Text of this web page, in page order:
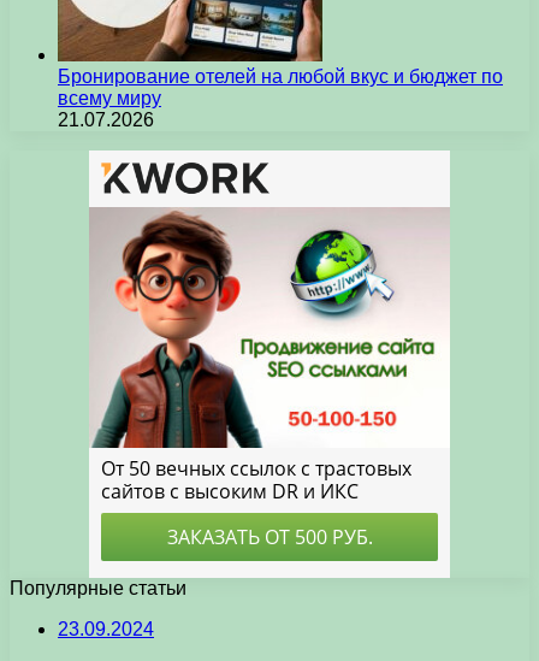
Бронирование отелей на любой вкус и бюджет по
всему миру
21.07.2026
Популярные статьи
23.09.2024